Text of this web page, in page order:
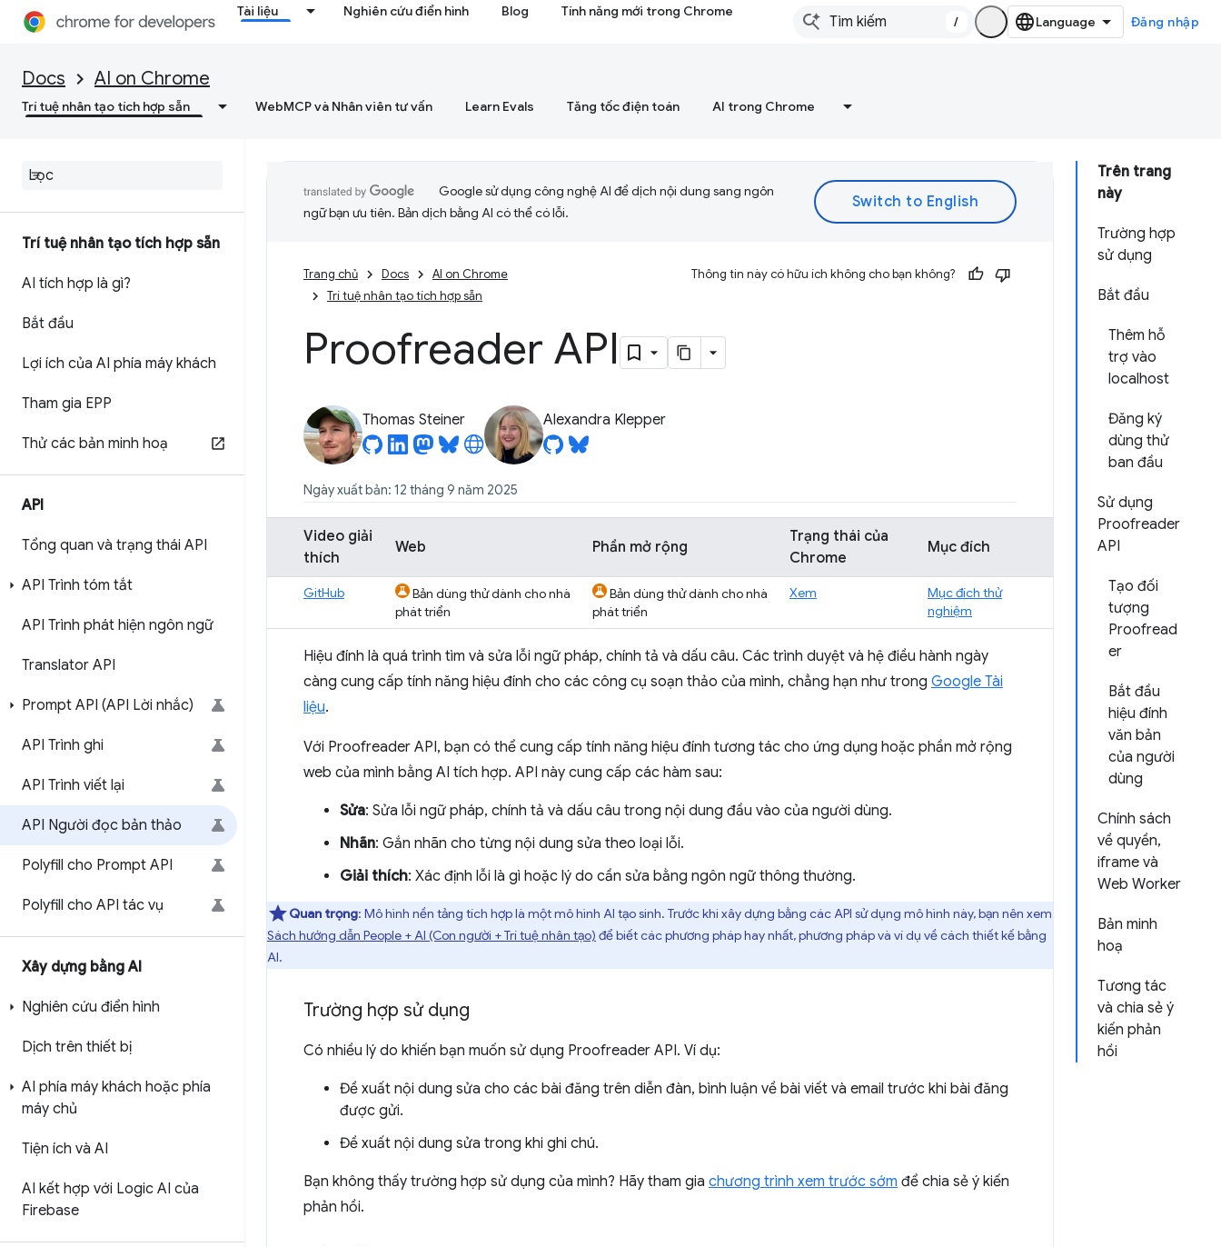
Tài liệu Nghiên cứu điển hình Blog Tính năng mới trong Chrome
/ Đăng nhập
Docs AI on Chrome
Trí tuệ nhân tạo tích hợp sẵn WebMCP và Nhân viên tư vấn Learn Evals Tăng tốc điện toán AI trong Chrome
Trí tuệ nhân tạo tích hợp sẵn
AI tích hợp là gì?
Bắt đầu
Lợi ích của AI phía máy khách
Tham gia EPP
Thử các bản minh hoạ
API
Tổng quan và trạng thái API
API Trình tóm tắt
API Trình phát hiện ngôn ngữ
Translator API
Prompt API (API Lời nhắc)
API Trình ghi
API Trình viết lại
API Người đọc bản thảo
Polyfill cho Prompt API
Polyfill cho API tác vụ
Xây dựng bằng AI
Nghiên cứu điển hình
Dịch trên thiết bị
AI phía máy khách hoặc phía
máy chủ
Tiện ích và AI
AI kết hợp với Logic AI của
Firebase
Trên trang
này
Trường hợp
sử dụng
Bắt đầu
Thêm hỗ
trợ vào
localhost
Đăng ký
dùng thử
ban đầu
Sử dụng
Proofreader
API
Tạo đối
tượng
Proofread
er
Bắt đầu
hiệu đính
văn bản
của người
dùng
Chính sách
về quyền,
iframe và
Web Worker
Bản minh
hoạ
Tương tác
và chia sẻ ý
kiến phản
hồi
Google sử dụng công nghệ AI để dịch nội dung sang ngôn
ngữ bạn ưu tiên. Bản dịch bằng AI có thể có lỗi.
Trang chủ Docs
AI on Chrome
Trí tuệ nhân tạo tích hợp sẵn
Thông tin này có hữu ích không cho bạn không?
Proofreader API
Thomas Steiner Alexandra Klepper
Ngày xuất bản: 12 tháng 9 năm 2025
Video giải
thích
Web Phần mở rộng
Trạng thái của
Chrome
Mục đích
GitHub
Bản dùng thử dành cho nhà
phát triển
Bản dùng thử dành cho nhà
phát triển
Xem
Mục đích thử
nghiệm
Hiệu đính là quá trình tìm và sửa lỗi ngữ pháp, chính tả và dấu câu. Các trình duyệt và hệ điều hành ngày
càng cung cấp tính năng hiệu đính cho các công cụ soạn thảo của mình, chẳng hạn như trong Google Tài
liệu.
Với Proofreader API, bạn có thể cung cấp tính năng hiệu đính tương tác cho ứng dụng hoặc phần mở rộng
web của mình bằng AI tích hợp. API này cung cấp các hàm sau:
Sửa: Sửa lỗi ngữ pháp, chính tả và dấu câu trong nội dung đầu vào của người dùng.
Nhãn: Gắn nhãn cho từng nội dung sửa theo loại lỗi.
Giải thích: Xác định lỗi là gì hoặc lý do cần sửa bằng ngôn ngữ thông thường.
Quan trọng: Mô hình nền tảng tích hợp là một mô hình AI tạo sinh. Trước khi xây dựng bằng các API sử dụng mô hình này, bạn nên xem
Sách hướng dẫn People + AI (Con người + Trí tuệ nhân tạo) để biết các phương pháp hay nhất, phương pháp và ví dụ về cách thiết kế bằng
AI.
Trường hợp sử dụng
Có nhiều lý do khiến bạn muốn sử dụng Proofreader API. Ví dụ:
Đề xuất nội dung sửa cho các bài đăng trên diễn đàn, bình luận về bài viết và email trước khi bài đăng
được gửi.
Đề xuất nội dung sửa trong khi ghi chú.
Bạn không thấy trường hợp sử dụng của mình? Hãy tham gia chương trình xem trước sớm để chia sẻ ý kiến
phản hồi.